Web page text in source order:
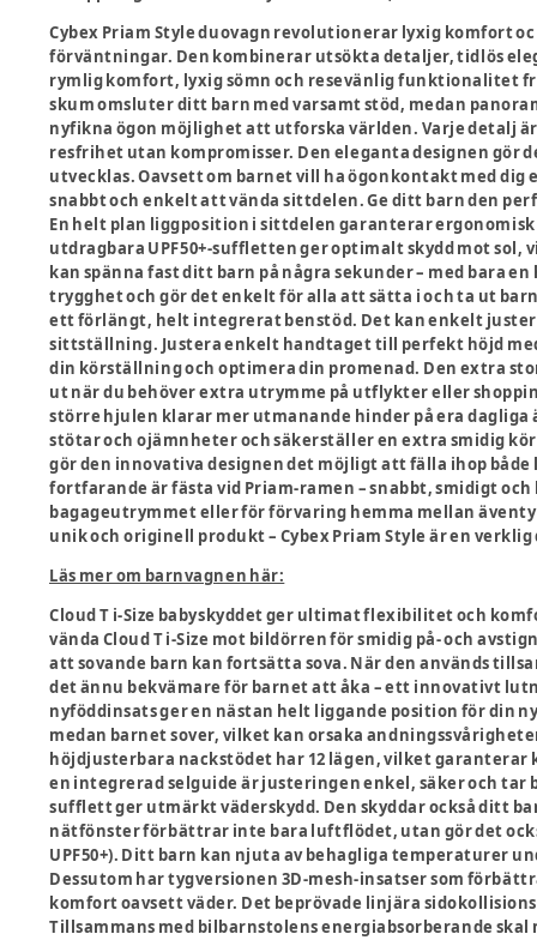
Cybex Priam Style duovagn revolutionerar lyxig komfort
förväntningar. Den kombinerar utsökta detaljer, tidlös
rymlig komfort, lyxig sömn och resevänlig funktionalitet
skum omsluter ditt barn med varsamt stöd, medan
nyfikna ögon möjlighet att utforska världen. Varje detalj
resfrihet utan kompromisser. Den eleganta designen
utvecklas. Oavsett om barnet vill ha ögonkontakt med
snabbt och enkelt att vända sittdelen. Ge ditt barn den
En helt plan liggposition i sittdelen garanterar
utdragbara UPF50+-suffletten ger optimalt skydd mot
kan spänna fast ditt barn på några sekunder – med bara
trygghet och gör det enkelt för alla att sätta i och ta ut
ett förlängt, helt integrerat benstöd. Det kan enkelt
sittställning. Justera enkelt handtaget till perfekt höjd
din körställning och optimera din promenad. Den extra
ut när du behöver extra utrymme på utflykter eller
större hjulen klarar mer utmanande hinder på era
stötar och ojämnheter och säkerställer en extra smidig
gör den innovativa designen det möjligt att fälla ihop
fortfarande är fästa vid Priam-ramen – snabbt, smidigt
bagageutrymmet eller för förvaring hemma mellan
unik och originell produkt – Cybex Priam Style är en
Läs mer om barnvagnen här:
Cloud T i-Size babyskyddet ger ultimat flexibilitet och
vända Cloud T i-Size mot bildörren för smidig på- och
att sovande barn kan fortsätta sova. När den används
det ännu bekvämare för barnet att åka – ett innovativt
nyföddinsats ger en nästan helt liggande position för din
medan barnet sover, vilket kan orsaka
höjdjusterbara nackstödet har 12 lägen, vilket garanterar
en integrerad selguide är justeringen enkel, säker och tar
sufflett ger utmärkt väderskydd. Den skyddar också ditt
nätfönster förbättrar inte bara luftflödet, utan gör det
UPF50+). Ditt barn kan njuta av behagliga temperaturer
Dessutom har tygversionen 3D-mesh-insatser som
komfort oavsett väder. Det beprövade linjära
Tillsammans med bilbarnstolens energiabsorberande